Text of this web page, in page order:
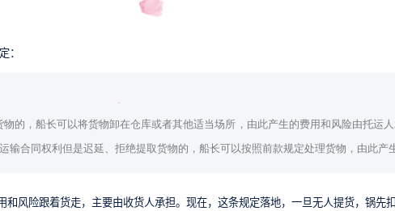
：
物的，船长可以将货物卸在仓库或者其他适当场所，由此产生的费用和风险由托运
输合同权利但是迟延、拒绝提取货物的，船长可以按照前款规定处理货物，由此产
和风险跟着货走，主要由收货人承担。现在，这条规定落地，一旦无人提货，锅先扣